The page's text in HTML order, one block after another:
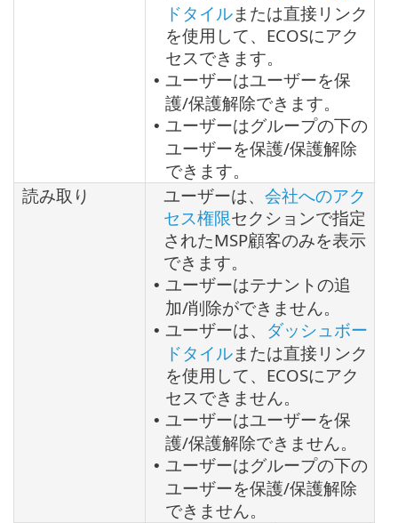
ドタイルまたは直接リンク
を使用して、ECOSにアク
セスできます。
• ユーザーはユーザーを保
護/保護解除できます。
• ユーザーはグループの下の
ユーザーを保護/保護解除
できます。
読み取り
ユーザーは、 会社へのアク
セス権限セクションで指定
されたMSP顧客のみを表示
できます。
• ユーザーはテナントの追
加/削除ができません。
• ユーザーは、 ダッシュボー
ドタイルまたは直接リンク
を使用して、ECOSにアク
セスできません。
• ユーザーはユーザーを保
護/保護解除できません。
• ユーザーはグループの下の
ユーザーを保護/保護解除
できません。